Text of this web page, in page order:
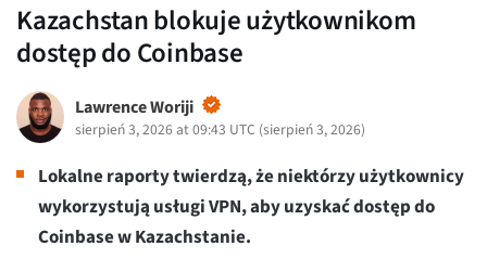
Kazachstan blokuje użytkownikom
dostęp do Coinbase
Lawrence Woriji
sierpień 3, 2026 at 09:43 UTC (sierpień 3, 2026)
Lokalne raporty twierdzą, że niektórzy użytkownicy
wykorzystują usługi VPN, aby uzyskać dostęp do
Coinbase w Kazachstanie.